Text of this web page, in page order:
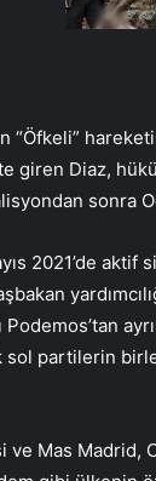
giren Diaz,
sonra
2021’de aktif
sol partilerin
ve Mas Madrid,